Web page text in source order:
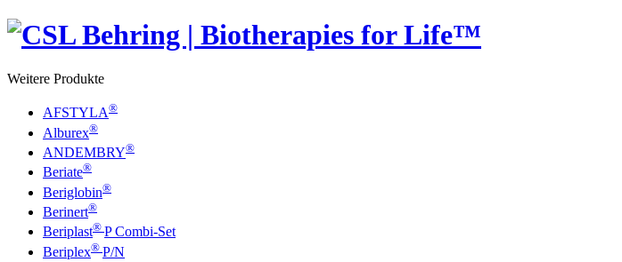
Weitere Produkte
AFSTYLA®
Alburex®
ANDEMBRY®
Beriate®
Beriglobin®
Berinert®
Beriplast® P Combi-Set
Beriplex® P/N